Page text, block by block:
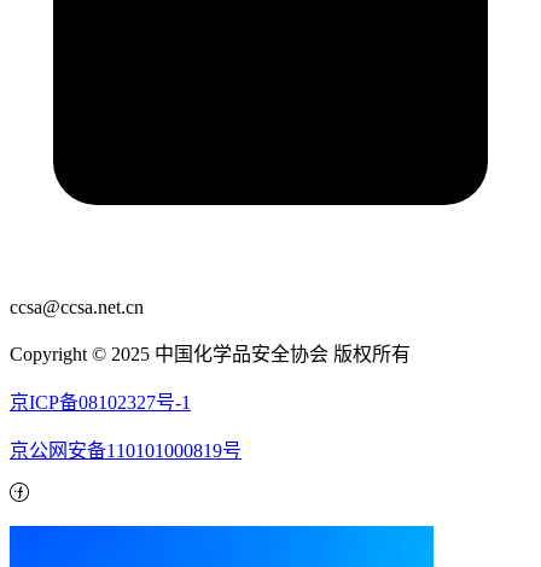
ccsa@ccsa.net.cn
Copyright © 2025 中国化学品安全协会 版权所有
京ICP备08102327号-1
京公网安备110101000819号